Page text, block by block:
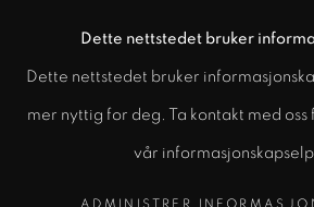
ÅPNINGSTIDER (Under utstillinger)
Onsdag – Fredag: 14:00 - 18:00
Lørdag - Søndag: 12:00 - 18:00
Dette nettstedet bruker
Dette nettstedet bruker
mer nyttig for deg. Ta kontakt med oss
vår
ADMINISTRER